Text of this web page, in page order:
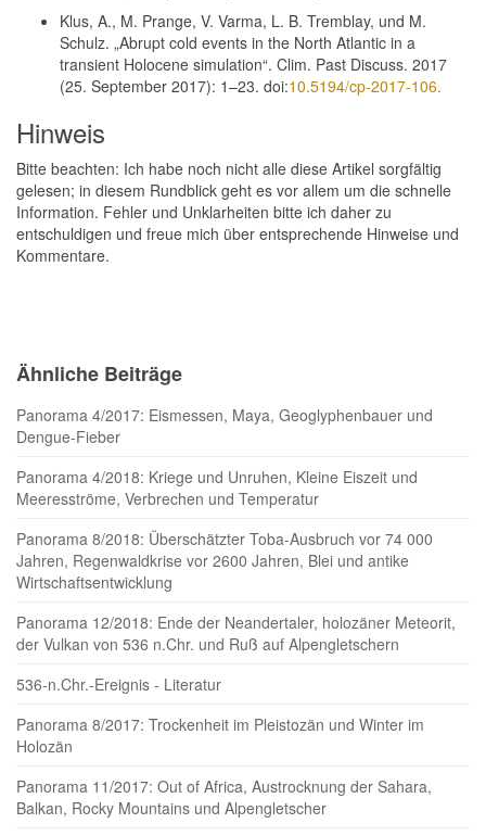
Klus, A., M. Prange, V. Varma, L. B. Tremblay, und M.
Schulz. „Abrupt cold events in the North Atlantic in a
transient Holocene simulation“. Clim. Past Discuss. 2017
(25. September 2017): 1–23. doi:10.5194/cp-2017-106.
Hinweis
Bitte beachten: Ich habe noch nicht alle diese Artikel sorgfältig
gelesen; in diesem Rundblick geht es vor allem um die schnelle
Information. Fehler und Unklarheiten bitte ich daher zu
entschuldigen und freue mich über entsprechende Hinweise und
Kommentare.
Ähnliche Beiträge
Panorama 4/2017: Eismessen, Maya, Geoglyphenbauer und
Dengue-Fieber
Panorama 4/2018: Kriege und Unruhen, Kleine Eiszeit und
Meeresströme, Verbrechen und Temperatur
Panorama 8/2018: Überschätzter Toba-Ausbruch vor 74 000
Jahren, Regenwaldkrise vor 2600 Jahren, Blei und antike
Wirtschaftsentwicklung
Panorama 12/2018: Ende der Neandertaler, holozäner Meteorit,
der Vulkan von 536 n.Chr. und Ruß auf Alpengletschern
536-n.Chr.-Ereignis - Literatur
Panorama 8/2017: Trockenheit im Pleistozän und Winter im
Holozän
Panorama 11/2017: Out of Africa, Austrocknung der Sahara,
Balkan, Rocky Mountains und Alpengletscher